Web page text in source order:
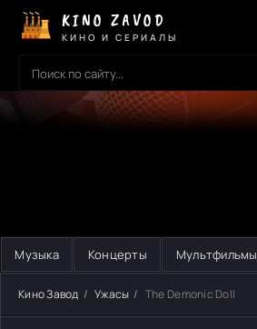
KINO ZAVOD
КИНО И СЕРИАЛЫ
Музыка Концерты Мультфильмы
Кино Завод Ужасы The Demonic Doll